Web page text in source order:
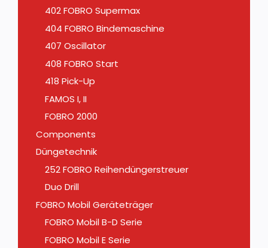
402 FOBRO Supermax
404 FOBRO Bindemaschine
407 Oscillator
408 FOBRO Start
418 Pick-Up
FAMOS I, II
FOBRO 2000
Components
Düngetechnik
252 FOBRO Reihendüngerstreuer
Duo Drill
FOBRO Mobil Geräteträger
FOBRO Mobil B-D Serie
FOBRO Mobil E Serie